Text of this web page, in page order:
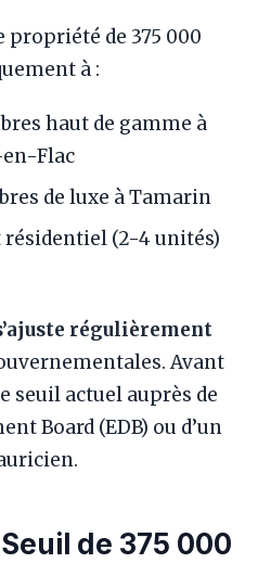
de 375 000
à :
haut de gamme à
Flac
de luxe à Tamarin
(2-4 unités)
régulièrement
Avant
seuil actuel auprès de
Board (EDB) ou d’un
de 375 000